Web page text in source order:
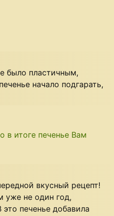
было пластичным,
начало подгарать,
в итоге печенье Вам
вкусный рецепт!
уже не один год,
печенье добавила